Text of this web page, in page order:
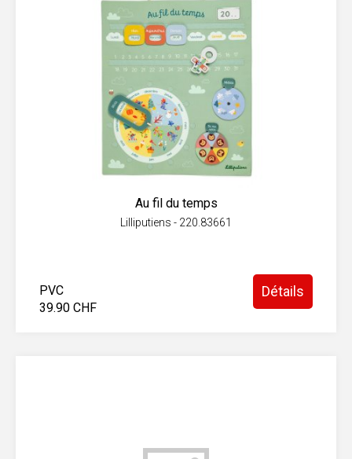
Au fil du temps
Lilliputiens - 220.83661
PVC
39.90 CHF
Détails